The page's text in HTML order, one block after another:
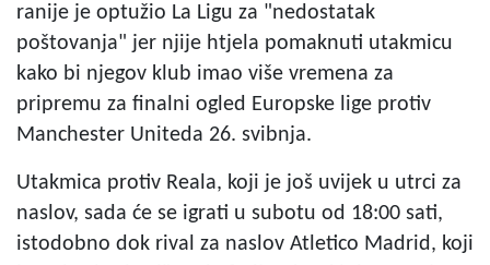
ranije je optužio La Ligu za "nedostatak
poštovanja" jer njije htjela pomaknuti utakmicu
kako bi njegov klub imao više vremena za
pripremu za finalni ogled Europske lige protiv
Manchester Uniteda 26. svibnja.
Utakmica protiv Reala, koji je još uvijek u utrci za
naslov, sada će se igrati u subotu od 18:00 sati,
istodobno dok rival za naslov Atletico Madrid, koji